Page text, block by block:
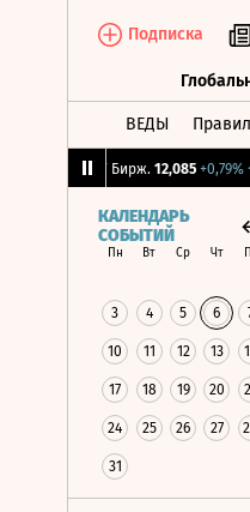
Подписка
ВЕДЫ
CNY Бирж. 12,085 +0,79%↑
КАЛЕНДАРЬ
СОБЫТИЙ
Пн Вт Ср Чт
3 4 5 6
10 11 12 13
17 18 19 20
24 25 26 27
31